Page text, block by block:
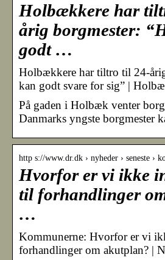
Holbækkere har
årig borgmester:
godt …
Holbækkere har tiltro til 24-
kan godt svare for sig” |
På gaden i Holbæk venter
Danmarks yngste borgmester
http s://www.dr.dk › nyheder › seneste ›
Hvorfor er vi ikke
til forhandlinger
…
Kommunerne: Hvorfor er vi
forhandlinger om akutplan? |